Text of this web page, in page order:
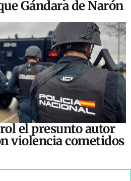
Gándara de Narón
el presunto autor
violencia cometidos